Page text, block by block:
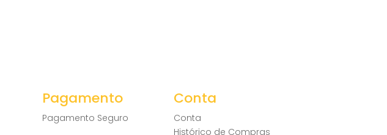
Pagamento
Pagamento Seguro
Conta
Conta
Histórico de Compras